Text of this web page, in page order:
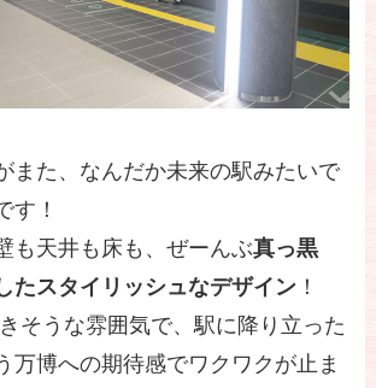
また、なんだか未来の駅みたいで
す！
も天井も床も、ぜーんぶ真っ黒
たスタイリッシュなデザイン ！
そうな雰囲気で、駅に降り立った
万博への期待感でワクワクが止ま